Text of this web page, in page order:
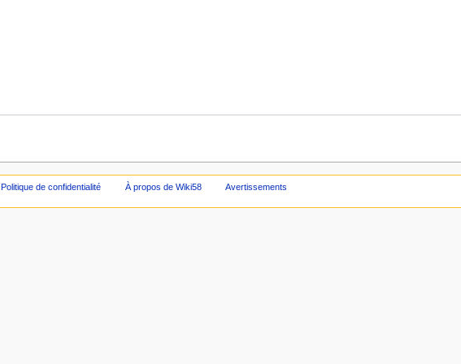
Politique de confidentialité À propos de Wiki58 Avertissements